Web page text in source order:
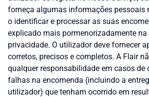
forneça algumas informações pessoais
o identificar e processar as suas
explicado mais pormenorizadamente
privacidade. O utilizador deve fornecer
corretos, precisos e completos. A Flair
qualquer responsabilidade em casos de
falhas na encomenda (incluindo a
utilizador) que tenham ocorrido em